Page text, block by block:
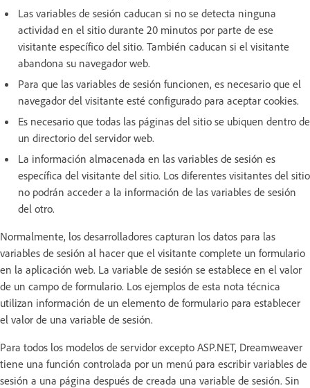
Las variables de sesión caducan si no se detecta ninguna
actividad en el sitio durante 20 minutos por parte de ese
visitante específico del sitio. También caducan si el visitante
abandona su navegador web.
Para que las variables de sesión funcionen, es necesario que el
navegador del visitante esté configurado para aceptar cookies.
Es necesario que todas las páginas del sitio se ubiquen dentro de
un directorio del servidor web.
La información almacenada en las variables de sesión es
específica del visitante del sitio. Los diferentes visitantes del sitio
no podrán acceder a la información de las variables de sesión
del otro.
Normalmente, los desarrolladores capturan los datos para las
variables de sesión al hacer que el visitante complete un formulario
en la aplicación web. La variable de sesión se establece en el valor
de un campo de formulario. Los ejemplos de esta nota técnica
utilizan información de un elemento de formulario para establecer
el valor de una variable de sesión.
Para todos los modelos de servidor excepto ASP.NET, Dreamweaver
tiene una función controlada por un menú para escribir variables de
sesión a una página después de creada una variable de sesión. Sin